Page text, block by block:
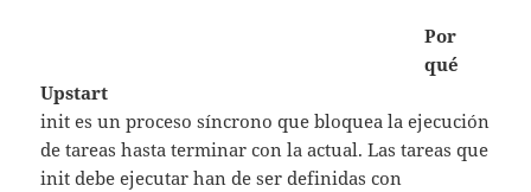
Por
qué
Upstart
init es un proceso síncrono que bloquea la ejecución
de tareas hasta terminar con la actual. Las tareas que
init debe ejecutar han de ser definidas con